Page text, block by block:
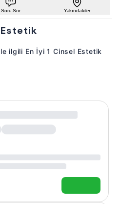
Soru Sor Yakındakiler
ilgili En İyi 1 Cinsel Estetik